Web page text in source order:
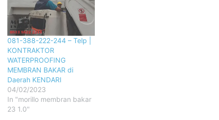
081-388-222-244 – Telp |
KONTRAKTOR
WATERPROOFING
MEMBRAN BAKAR di
Daerah KENDARI
04/02/2023
In "morillo membran bakar
23 1.0"